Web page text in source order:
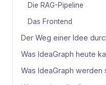
Die RAG-Pipeline
Das Frontend
Der Weg einer Idee
Was IdeaGraph heute
Was IdeaGraph werden